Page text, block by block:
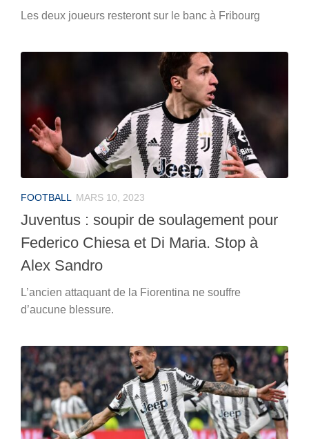
Les deux joueurs resteront sur le banc à Fribourg
FOOTBALL MARS 10, 2023
Juventus : soupir de soulagement pour
Federico Chiesa et Di Maria. Stop à
Alex Sandro
L’ancien attaquant de la Fiorentina ne souffre
d’aucune blessure.